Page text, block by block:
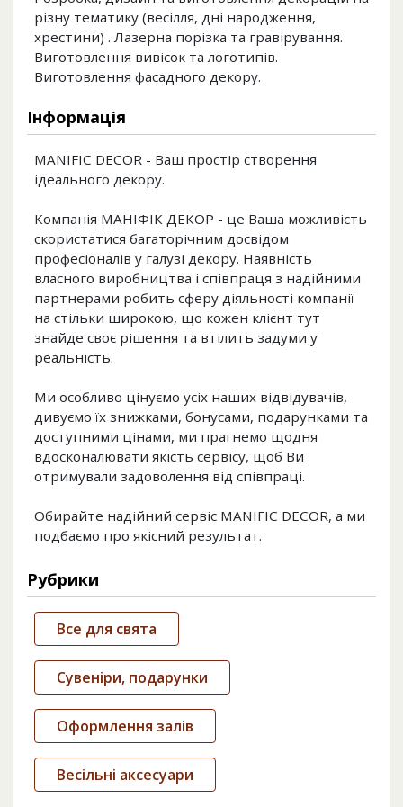
різну тематику (весілля, дні народження,
хрестини) . Лазерна порізка та гравірування.
Виготовлення вивісок та логотипів.
Виготовлення фасадного декору.
Інформація
MANIFIC DECOR - Ваш простір створення
ідеального декору.
Компанія МАНІФІК ДЕКОР - це Ваша можливість
скористатися багаторічним досвідом
професіоналів у галузі декору. Наявність
власного виробництва і співпраця з надійними
партнерами робить сферу діяльності компанії
на стільки широкою, що кожен клієнт тут
знайде своє рішення та втілить задуми у
реальність.
Ми особливо цінуємо усіх наших відвідувачів,
дивуємо їх знижками, бонусами, подарунками та
доступними цінами, ми прагнемо щодня
вдосконалювати якість сервісу, щоб Ви
отримували задоволення від співпраці.
Обирайте надійний сервіс MANIFIC DECOR, а ми
подбаємо про якісний результат.
Рубрики
Все для свята
Сувеніри, подарунки
Оформлення залів
Весільні аксесуари